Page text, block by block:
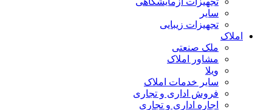
سایر
تجهیزات زیبایی
املاک
ملک صنعتی
مشاور املاک
ویلا
سایر خدمات املاک
فروش اداری و تجاری
اجاره اداری و تجاری